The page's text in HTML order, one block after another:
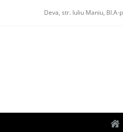
Deva, str. Iuliu Maniu,